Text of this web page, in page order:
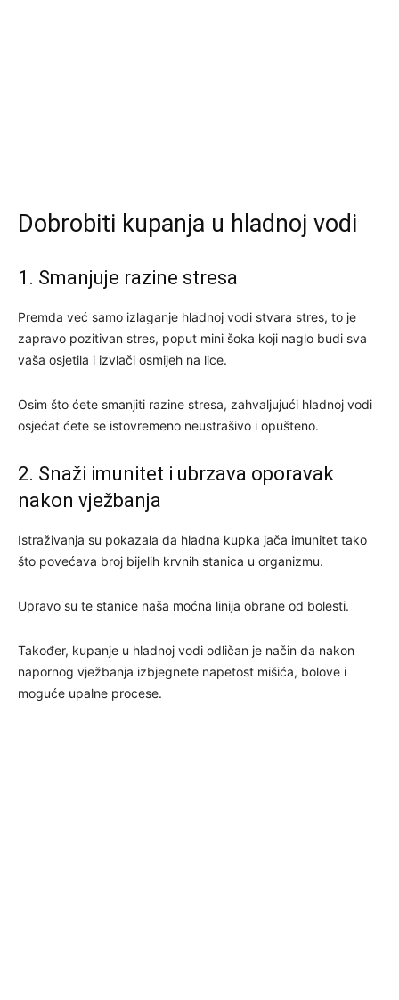
Dobrobiti kupanja u hladnoj vodi
1. Smanjuje razine stresa
Premda već samo izlaganje hladnoj vodi stvara stres, to je
zapravo pozitivan stres, poput mini šoka koji naglo budi sva
vaša osjetila i izvlači osmijeh na lice.
Osim što ćete smanjiti razine stresa, zahvaljujući hladnoj vodi
osjećat ćete se istovremeno neustrašivo i opušteno.
2. Snaži imunitet i ubrzava oporavak
nakon vježbanja
Istraživanja su pokazala da hladna kupka jača imunitet tako
što povećava broj bijelih krvnih stanica u organizmu.
Upravo su te stanice naša moćna linija obrane od bolesti.
Također, kupanje u hladnoj vodi odličan je način da nakon
napornog vježbanja izbjegnete napetost mišića, bolove i
moguće upalne procese.